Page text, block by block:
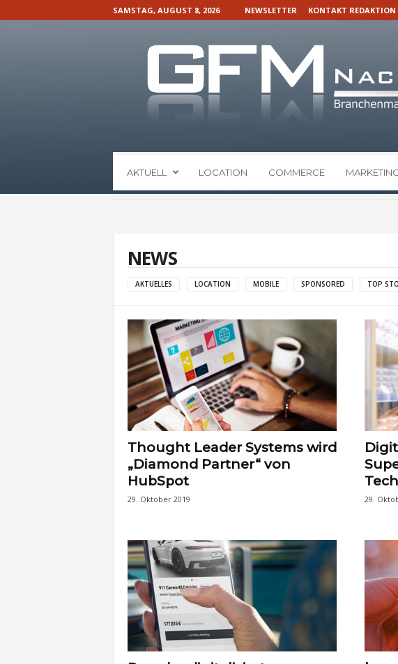
SAMSTAG, AUGUST 8, 2026 NEWSLETTER KONTAKT REDAKTION
M
h
AKTUELL LOCATION COMMERCE MARKETING
NEWS
AKTUELLES LOCATION MOBILE SPONSORED TOP
Thought Leader Systems wird
„Diamond Partner“ von
HubSpot
29. Oktober 2019 29.